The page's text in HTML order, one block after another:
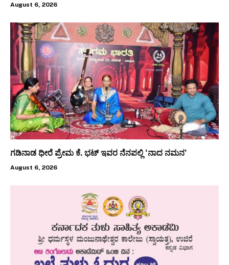
August 6, 2026
ಗಡಿನಾಡ ಧೀರೆ ಪ್ರೇಮ ಕೆ. ಭಟ್ ಇವರ ನೆನಪಲ್ಲಿ ‘ನಾದ ನಮನ’
August 6, 2026